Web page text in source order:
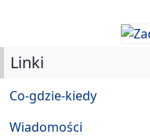
Linki
Co-gdzie-kiedy
Wiadomości